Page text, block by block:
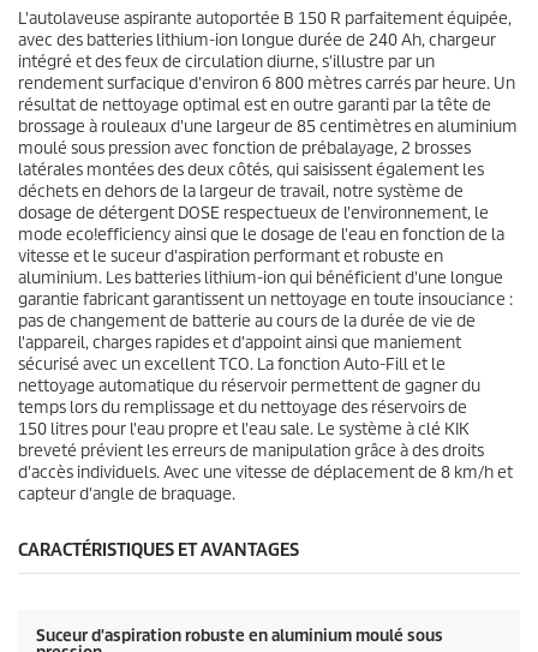
t
L'autolaveuse aspirante autoportée B 150 R parfaitement équipée,
avec des batteries lithium-ion longue durée de 240 Ah, chargeur
intégré et des feux de circulation diurne, s'illustre par un
rendement surfacique d'environ 6 800 mètres carrés par heure. Un
résultat de nettoyage optimal est en outre garanti par la tête de
brossage à rouleaux d'une largeur de 85 centimètres en aluminium
moulé sous pression avec fonction de prébalayage, 2 brosses
latérales montées des deux côtés, qui saisissent également les
déchets en dehors de la largeur de travail, notre système de
dosage de détergent DOSE respectueux de l'environnement, le
mode eco!efficiencyainsi que le dosage de l'eau en fonction de la
vitesse et le suceur d'aspiration performant et robuste en
aluminium. Les batteries lithium-ion qui bénéficient d'une longue
garantie fabricant garantissent un nettoyage en toute insouciance :
pas de changement de batterie au cours de la durée de vie de
l'appareil, charges rapides et d'appoint ainsi que maniement
sécurisé avec un excellent TCO. La fonction Auto-Fill et le
nettoyage automatique du réservoir permettent de gagner du
temps lors du remplissage et du nettoyage des réservoirs de
150 litres pour l'eau propre et l'eau sale. Le système à clé KIK
breveté prévient les erreurs de manipulation grâce à des droits
d'accès individuels. Avec une vitesse de déplacement de 8 km/h et
capteur d'angle de braquage.
CARACTÉRISTIQUES ET AVANTAGES
Suceur d'aspiration robuste en aluminium moulé sous